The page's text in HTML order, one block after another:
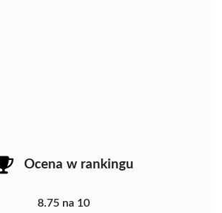
Ocena w rankingu
8.75 na 10